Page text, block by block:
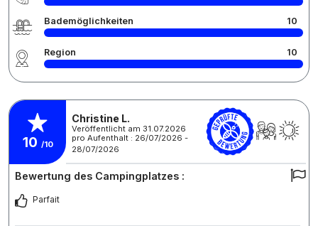
Bademöglichkeiten 10
Region 10
10 /10
Christine L.
Veröffentlicht am 31.07.2026
pro Aufenthalt : 26/07/2026 -
28/07/2026
Bewertung des Campingplatzes :
Parfait